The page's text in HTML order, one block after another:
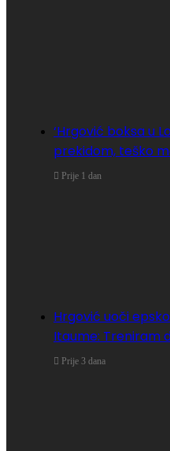
‘Hrgović boksa u
prekidom, teško
Prije 1 dan
Hrgović uoči
Itaume: Treniram
Prije 3 dana